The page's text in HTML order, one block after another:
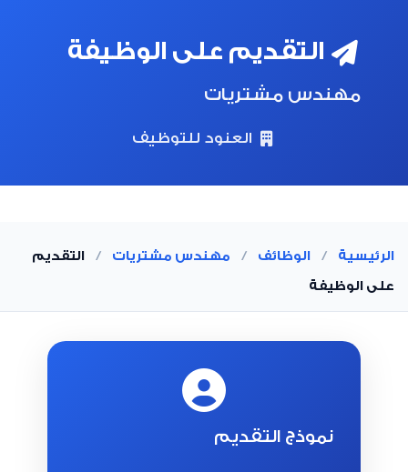
التقديم على الوظيفة
مهندس مشتريات
العنود للتوظيف
الرئيسية / الوظائف / مهندس مشتريات /
التقديم
على الوظيفة
نموذج التقديم